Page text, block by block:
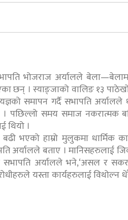
भोजराज अर्यालले
छन् । स्याङ्जाको वालिङ १३
समापन गर्दै सभापति अर्यालले
पछिल्लो समय समाज नकरात्मक
थियो ।
भएको हाम्रो मुलुकमा धार्मिक
अर्यालले बताए । मानिसहरुलाई
सभापति अर्यालले भने,‘असल र
यस्ता कार्यहरुलाई विथोल्न